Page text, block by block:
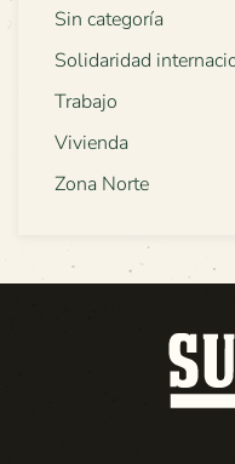
Sin categoría
Solidaridad
Trabajo
Vivienda
Zona Norte